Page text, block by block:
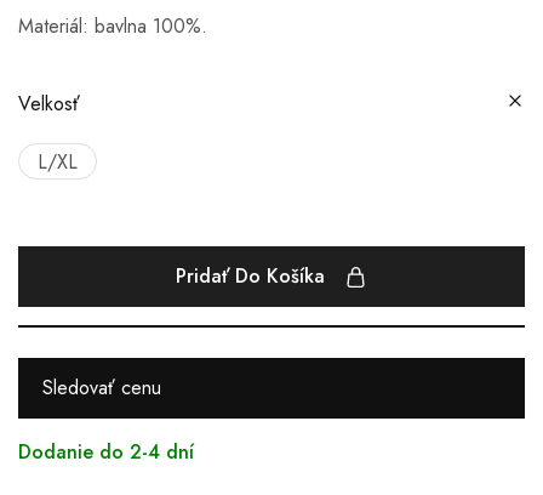
Materiál: bavlna 100%.
Velkosť
L/XL
Pridať Do Košíka
Sledovať cenu
Dodanie do 2-4 dní